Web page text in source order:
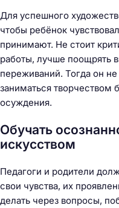
Для успешного
чтобы ребёнок
принимают. Не стоит
работы, лучше поощрять
переживаний. Тогда он не
заниматься творчеством
осуждения.
Обучать
искусством
Педагоги и родители
свои чувства, их
делать через вопросы,